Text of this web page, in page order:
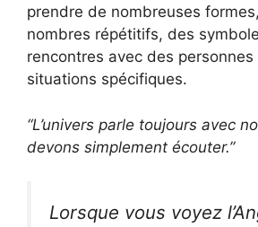
prendre de nombreuses
nombres répétitifs, des
rencontres avec des personnes
situations spécifiques.
“L’univers parle toujours avec
devons simplement écouter.”
Lorsque vous voyez